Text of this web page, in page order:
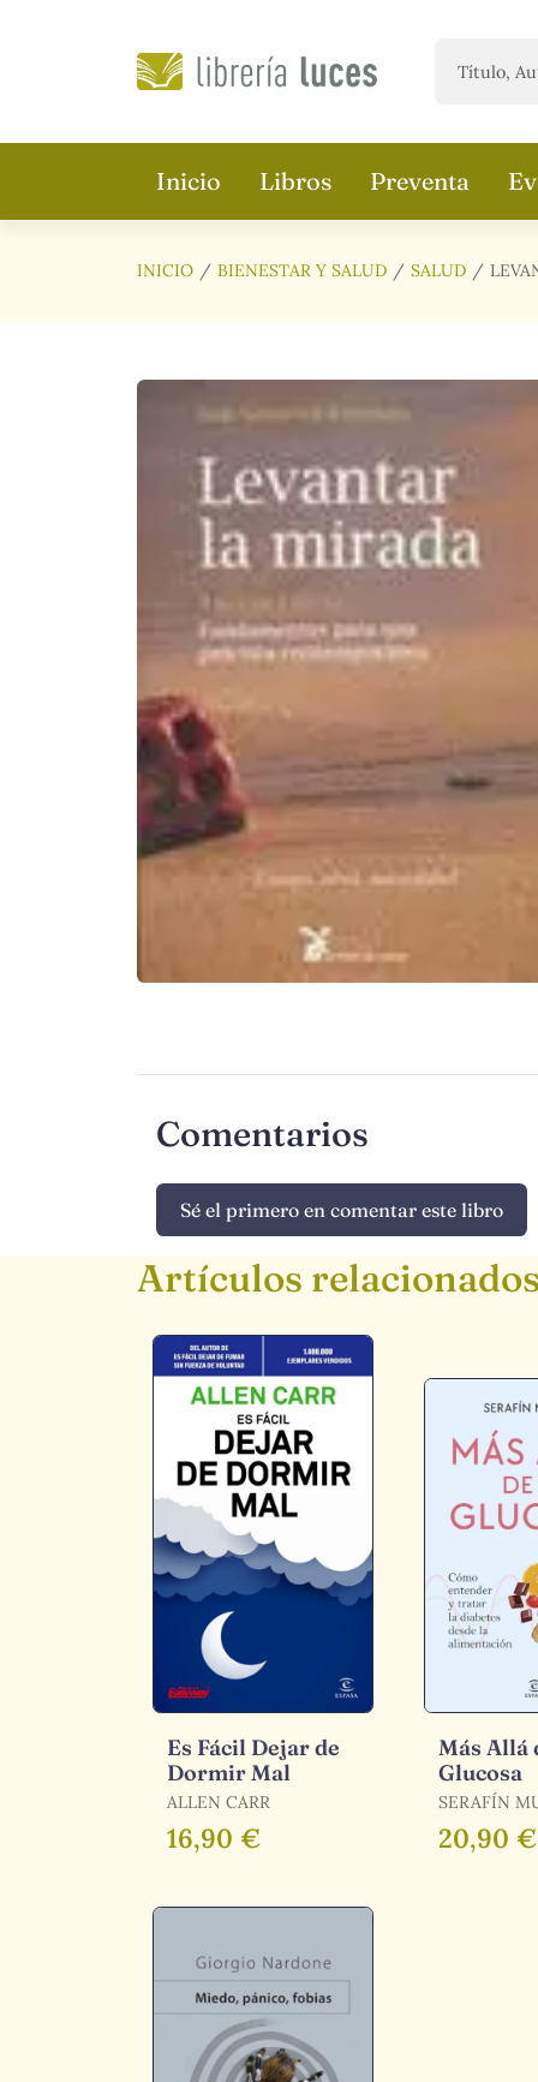
Inicio Libros Preventa
INICIO BIENESTAR Y SALUD SALUD
Comentarios
Sé el primero en comentar este libro
Artículos
Es Fácil Dejar de
Dormir Mal
ALLEN CARR
16,90 €
Más Allá
Glucosa
SERAFÍN
20,90 €